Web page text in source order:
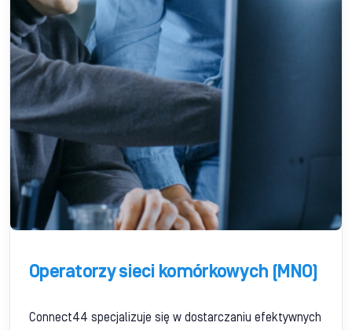
Operatorzy sieci komórkowych (MNO)
Connect44 specjalizuje się w dostarczaniu efektywnych